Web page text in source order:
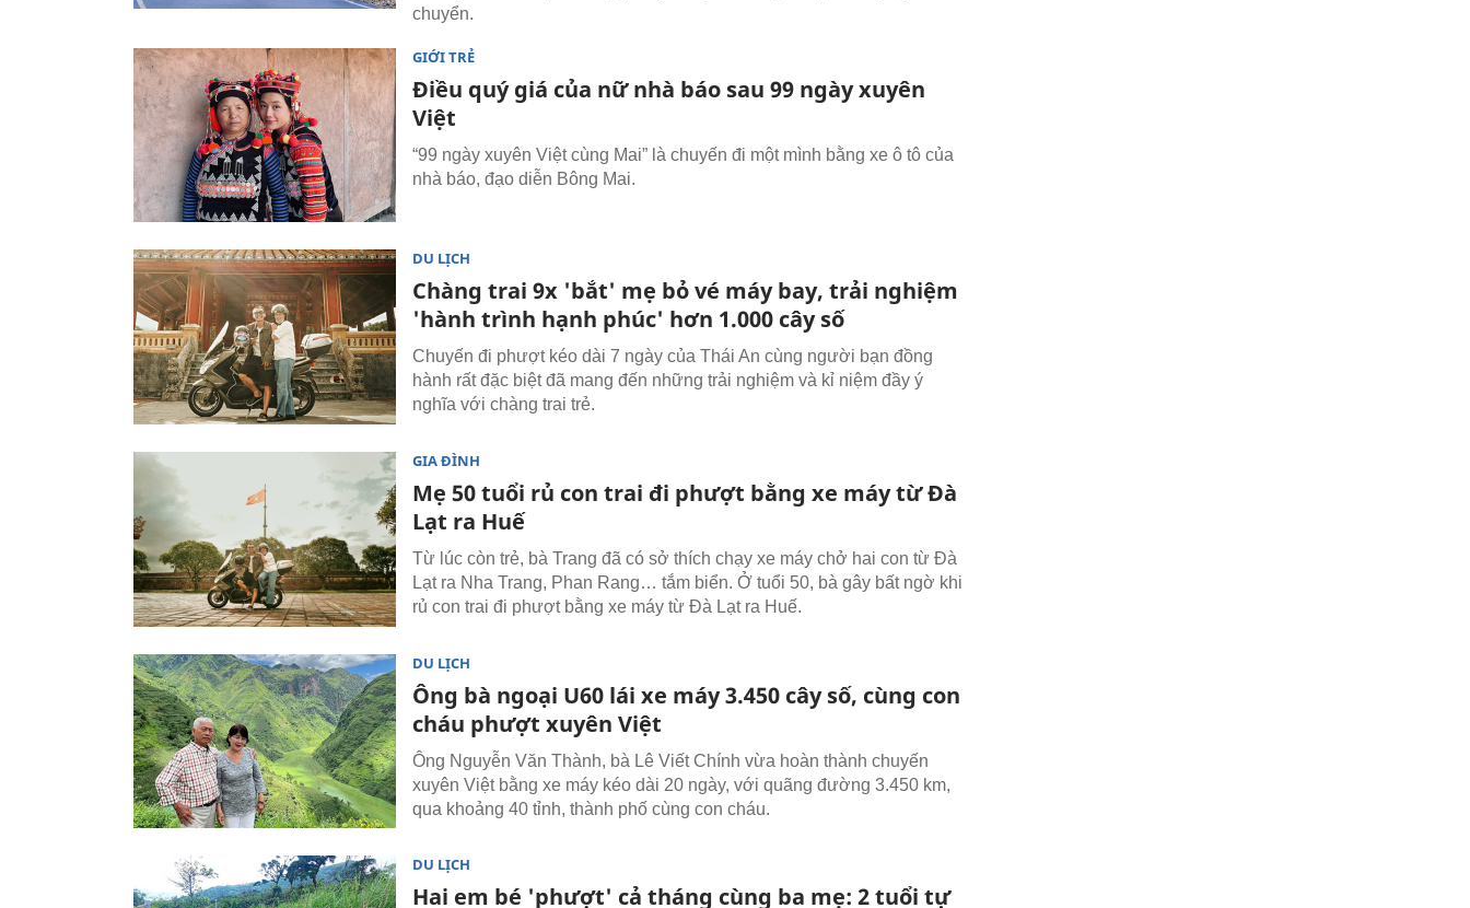
chuyển.
GIỚI TRẺ
Điều quý giá của nữ nhà báo sau 99 ngày xuyên
Việt
“99 ngày xuyên Việt cùng Mai” là chuyến đi một mình bằng xe ô tô của
nhà báo, đạo diễn Bông Mai.
DU LỊCH
Chàng trai 9x 'bắt' mẹ bỏ vé máy bay, trải nghiệm
'hành trình hạnh phúc' hơn 1.000 cây số
Chuyến đi phượt kéo dài 7 ngày của Thái An cùng người bạn đồng
hành rất đặc biệt đã mang đến những trải nghiệm và kỉ niệm đầy ý
nghĩa với chàng trai trẻ.
GIA ĐÌNH
Mẹ 50 tuổi rủ con trai đi phượt bằng xe máy từ Đà
Lạt ra Huế
Từ lúc còn trẻ, bà Trang đã có sở thích chạy xe máy chở hai con từ Đà
Lạt ra Nha Trang, Phan Rang… tắm biển. Ở tuổi 50, bà gây bất ngờ khi
rủ con trai đi phượt bằng xe máy từ Đà Lạt ra Huế.
DU LỊCH
Ông bà ngoại U60 lái xe máy 3.450 cây số, cùng con
cháu phượt xuyên Việt
Ông Nguyễn Văn Thành, bà Lê Viết Chính vừa hoàn thành chuyến
xuyên Việt bằng xe máy kéo dài 20 ngày, với quãng đường 3.450 km,
qua khoảng 40 tỉnh, thành phố cùng con cháu.
DU LỊCH
Hai em bé 'phượt' cả tháng cùng ba mẹ: 2 tuổi tự